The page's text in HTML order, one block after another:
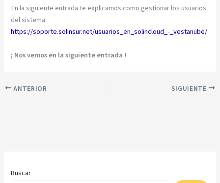
En la siguiente entrada te explicamos como gestionar los usuarios
del sistema:
https://soporte.solinsur.net/usuarios_en_solincloud_-_vestanube/
¡ Nos vemos en la siguiente entrada !
ANTERIOR SIGUIENTE
Buscar